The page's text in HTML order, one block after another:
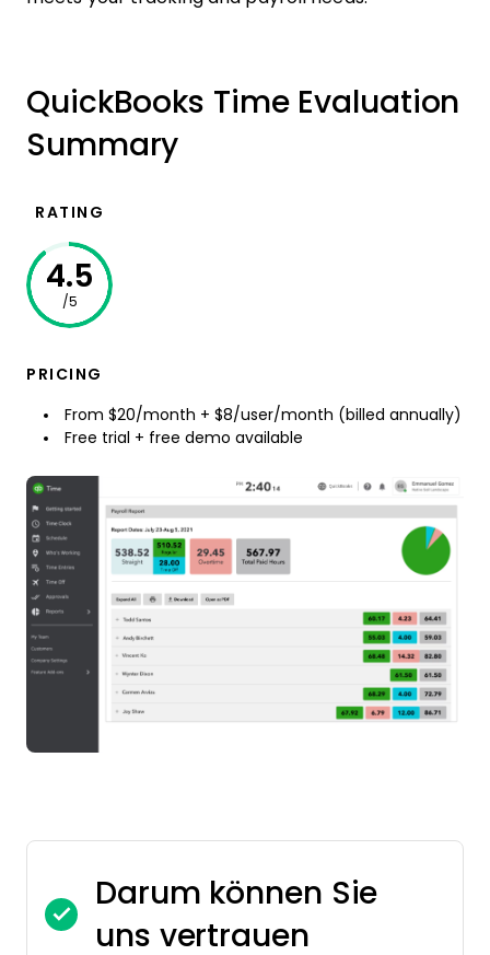
QuickBooks Time Evaluation
Summary
RATING
4.5
/5
PRICING
From $20/month + $8/user/month (billed annually)
Free trial + free demo available
Darum können Sie
uns vertrauen